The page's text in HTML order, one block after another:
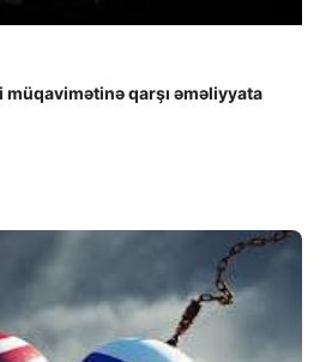
müqavimətinə qarşı əməliyyata